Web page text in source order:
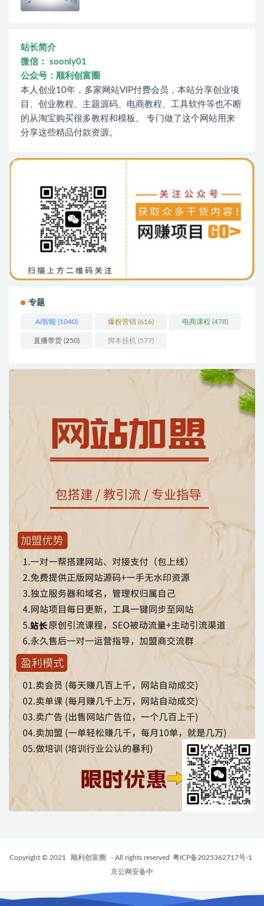
站长简介
微信： soonly01
公众号：顺利创富圈
本人创业10年，多家网站VIP付费会员，本站分享创业项
目、创业教程、主题源码、电商教程、工具软件等也不断
的从淘宝购买很多教程和模板。 专门做了这个网站用来
分享这些精品付款资源。
专题
AI智能 (1040) 爆粉营销 (616) 电商课程 (478)
直播带货 (250) 脚本挂机 (577)
Copyright © 2021 顺利创富圈 - All rights reserved 粤ICP备2025362717号-1
京公网安备中